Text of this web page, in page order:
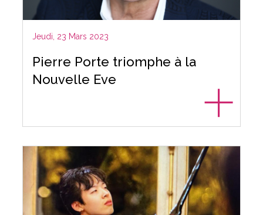
Jeudi, 23 Mars 2023
Pierre Porte triomphe à la
Nouvelle Eve